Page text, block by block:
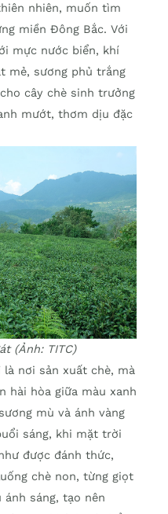
nhiên, muốn tìm
miền Đông Bắc. Với
mực nước biển, khí
mẻ, sương phủ trắng
cây chè sinh trưởng
mướt, thơm dịu đặc
(Ảnh: TITC)
nơi sản xuất chè, mà
hài hòa giữa màu xanh
mù và ánh vàng
sáng, khi mặt trời
được đánh thức,
chè non, từng giọt
sáng, tạo nên